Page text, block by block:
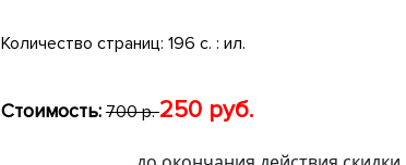
Количество страниц: 196 с. : ил.
Стоимость: 700 р.250 руб.